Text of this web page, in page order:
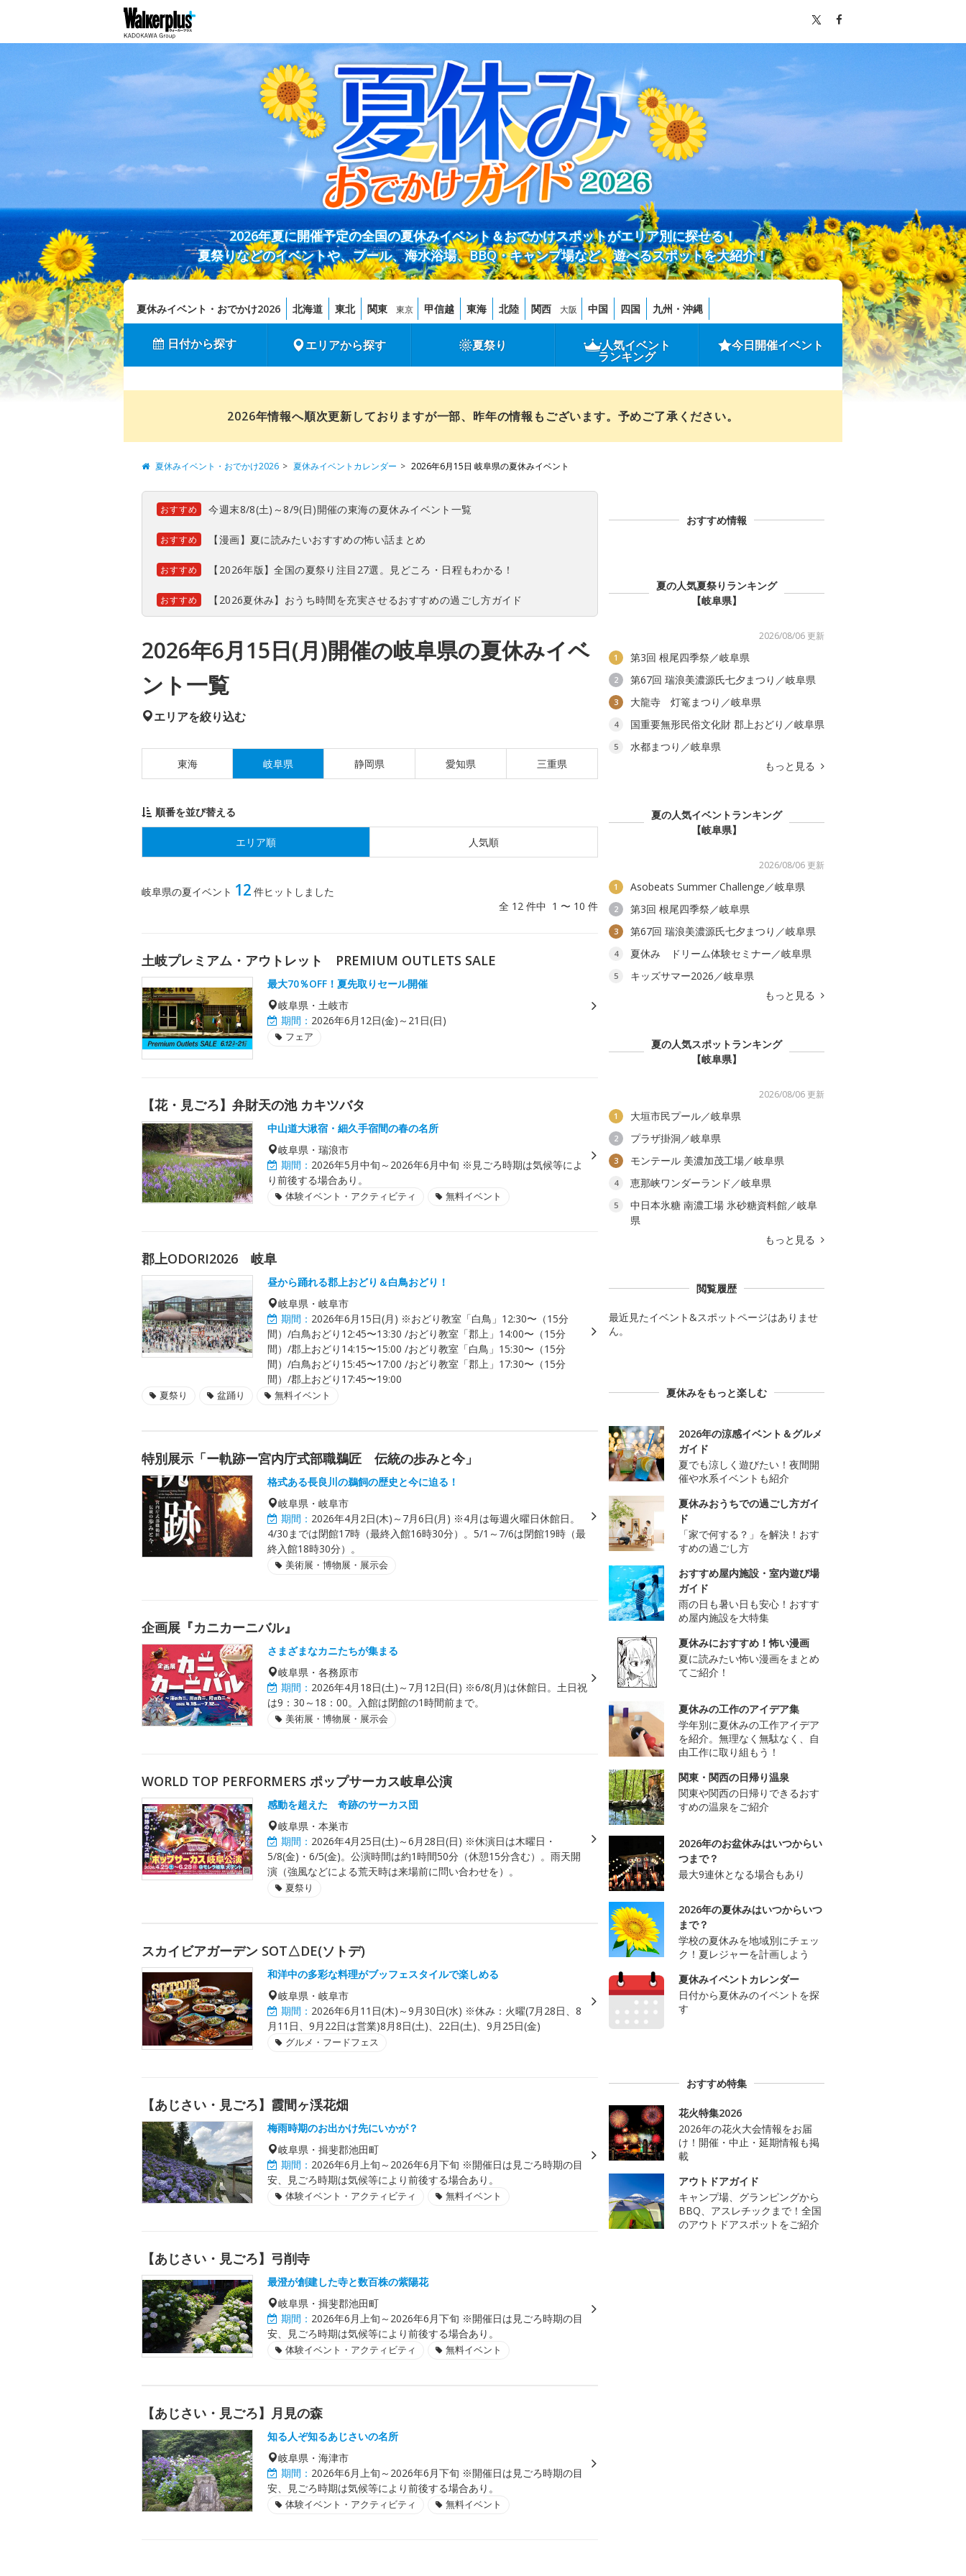
2026年夏に開催予定の全国の夏休みイベント＆おでかけスポットがエリア別に探せる！
夏祭りなどのイベントや、プール、海水浴場、BBQ・キャンプ場など、遊べるスポットを大紹介！
夏休みイベント・おでかけ2026 北海道 東北 関東 東京 甲信越 東海 北陸 関西 大阪 中国 四国 九州・沖縄
日付から探す エリアから探す 夏祭り 人気イベント
ランキング
今日開催イベント
2026年情報へ順次更新しておりますが一部、昨年の情報もございます。予めご了承ください。
夏休みイベント・おでかけ2026 夏休みイベントカレンダー 2026年6月15日 岐阜県の夏休みイベント
おすすめ 今週末8/8(土)～8/9(日)開催の東海の夏休みイベント一覧
おすすめ 【漫画】夏に読みたいおすすめの怖い話まとめ
おすすめ 【2026年版】全国の夏祭り注目27選。見どころ・日程もわかる！
おすすめ 【2026夏休み】おうち時間を充実させるおすすめの過ごし方ガイド
2026年6月15日(月)開催の岐阜県の夏休みイベ
ント一覧
エリアを絞り込む
東海 岐阜県 静岡県 愛知県 三重県
順番を並び替える
エリア順 人気順
岐阜県の夏イベント 12 件ヒットしました
全 12 件中 1 〜 10 件
土岐プレミアム・アウトレット PREMIUM OUTLETS SALE
最大70％OFF！夏先取りセール開催
岐阜県・土岐市
期間： 2026年6月12日(金)～21日(日)
フェア
【花・見ごろ】弁財天の池 カキツバタ
中山道大湫宿・細久手宿間の春の名所
岐阜県・瑞浪市
期間： 2026年5月中旬～2026年6月中旬 ※見ごろ時期は気候等によ
り前後する場合あり。
体験イベント・アクティビティ 無料イベント
郡上ODORI2026 岐阜
昼から踊れる郡上おどり＆白鳥おどり！
岐阜県・岐阜市
期間： 2026年6月15日(月) ※おどり教室「白鳥」12:30〜（15分
間）/白鳥おどり12:45〜13:30 /おどり教室「郡上」14:00〜（15分
間）/郡上おどり14:15〜15:00 /おどり教室「白鳥」15:30〜（15分
間）/白鳥おどり15:45〜17:00 /おどり教室「郡上」17:30〜（15分
間）/郡上おどり17:45〜19:00
夏祭り 盆踊り 無料イベント
特別展示「ー軌跡ー宮内庁式部職鵜匠 伝統の歩みと今」
格式ある長良川の鵜飼の歴史と今に迫る！
岐阜県・岐阜市
期間： 2026年4月2日(木)～7月6日(月) ※4月は毎週火曜日休館日。
4/30までは閉館17時（最終入館16時30分）。5/1～7/6は閉館19時（最
終入館18時30分）。
美術展・博物展・展示会
企画展『カニカーニバル』
さまざまなカニたちが集まる
岐阜県・各務原市
期間： 2026年4月18日(土)～7月12日(日) ※6/8(月)は休館日。土日祝
は9：30～18：00。入館は閉館の1時間前まで。
美術展・博物展・展示会
WORLD TOP PERFORMERS ポップサーカス岐阜公演
感動を超えた 奇跡のサーカス団
岐阜県・本巣市
期間： 2026年4月25日(土)～6月28日(日) ※休演日は木曜日・
5/8(金)・6/5(金)。公演時間は約1時間50分（休憩15分含む）。雨天開
演（強風などによる荒天時は来場前に問い合わせを）。
夏祭り
スカイビアガーデン SOT△DE(ソトデ)
和洋中の多彩な料理がブッフェスタイルで楽しめる
岐阜県・岐阜市
期間： 2026年6月11日(木)～9月30日(水) ※休み：火曜(7月28日、8
月11日、9月22日は営業)8月8日(土)、22日(土)、9月25日(金)
グルメ・フードフェス
【あじさい・見ごろ】霞間ヶ渓花畑
梅雨時期のお出かけ先にいかが？
岐阜県・揖斐郡池田町
期間： 2026年6月上旬～2026年6月下旬 ※開催日は見ごろ時期の目
安、見ごろ時期は気候等により前後する場合あり。
体験イベント・アクティビティ 無料イベント
【あじさい・見ごろ】弓削寺
最澄が創建した寺と数百株の紫陽花
岐阜県・揖斐郡池田町
期間： 2026年6月上旬～2026年6月下旬 ※開催日は見ごろ時期の目
安、見ごろ時期は気候等により前後する場合あり。
体験イベント・アクティビティ 無料イベント
【あじさい・見ごろ】月見の森
知る人ぞ知るあじさいの名所
岐阜県・海津市
期間： 2026年6月上旬～2026年6月下旬 ※開催日は見ごろ時期の目
安、見ごろ時期は気候等により前後する場合あり。
体験イベント・アクティビティ 無料イベント
おすすめ情報
夏の人気夏祭りランキング
【岐阜県】
2026/08/06 更新
1 第3回 根尾四季祭／岐阜県
2 第67回 瑞浪美濃源氏七夕まつり／岐阜県
3 大龍寺 灯篭まつり／岐阜県
4 国重要無形民俗文化財 郡上おどり／岐阜県
5
水都まつり／岐阜県
もっと見る
夏の人気イベントランキング
【岐阜県】
2026/08/06 更新
1 Asobeats Summer Challenge／岐阜県
2 第3回 根尾四季祭／岐阜県
3 第67回 瑞浪美濃源氏七夕まつり／岐阜県
4 夏休み ドリーム体験セミナー／岐阜県
5
キッズサマー2026／岐阜県
もっと見る
夏の人気スポットランキング
【岐阜県】
2026/08/06 更新
1 大垣市民プール／岐阜県
2 プラザ掛洞／岐阜県
3 モンテール 美濃加茂工場／岐阜県
4 恵那峡ワンダーランド／岐阜県
5
中日本氷糖 南濃工場 氷砂糖資料館／岐阜
県
もっと見る
閲覧履歴
最近見たイベント&スポットページはありませ
ん。
夏休みをもっと楽しむ
2026年の涼感イベント＆グルメ
ガイド
夏でも涼しく遊びたい！夜間開
催や水系イベントも紹介
夏休みおうちでの過ごし方ガイ
ド
「家で何する？」を解決！おす
すめの過ごし方
おすすめ屋内施設・室内遊び場
ガイド
雨の日も暑い日も安心！おすす
め屋内施設を大特集
夏休みにおすすめ！怖い漫画
夏に読みたい怖い漫画をまとめ
てご紹介！
夏休みの工作のアイデア集
学年別に夏休みの工作アイデア
を紹介。無理なく無駄なく、自
由工作に取り組もう！
関東・関西の日帰り温泉
関東や関西の日帰りできるおす
すめの温泉をご紹介
2026年のお盆休みはいつからい
つまで？
最大9連休となる場合もあり
2026年の夏休みはいつからいつ
まで？
学校の夏休みを地域別にチェッ
ク！夏レジャーを計画しよう
夏休みイベントカレンダー
日付から夏休みのイベントを探
す
おすすめ特集
花火特集2026
2026年の花火大会情報をお届
け！開催・中止・延期情報も掲
載
アウトドアガイド
キャンプ場、グランピングから
BBQ、アスレチックまで！全国
のアウトドアスポットをご紹介